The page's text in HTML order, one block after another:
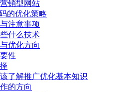
销型网站
的优化策略
注意事项
什么技术
优化方向
性
了解推广优化基本知识
的方向